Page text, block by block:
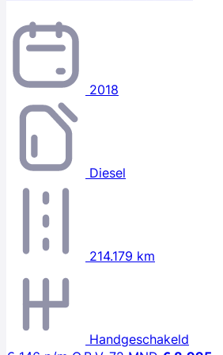
2018
Diesel
214.179 km
Handgeschakeld